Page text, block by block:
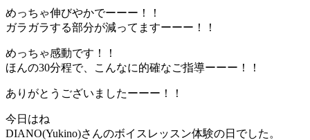
めっちゃ伸びやかでーーー！！
ガラガラする部分が減ってますーーー！！
めっちゃ感動です！！
ほんの30分程で、こんなに的確なご指導ーーー！！
ありがとうございましたーーー！！
今日はね
DIANO(Yukino)さんのボイスレッスン体験の日でした。